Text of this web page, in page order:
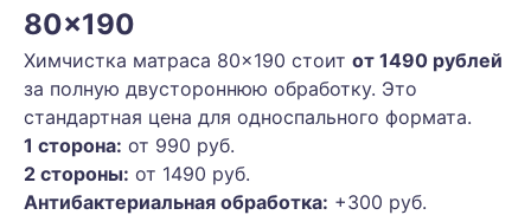
80×190
Химчистка матраса 80×190 стоит от 1490 рублей
за полную двустороннюю обработку. Это
стандартная цена для односпального формата.
1 сторона: от 990 руб.
2 стороны: от 1490 руб.
Антибактериальная обработка: +300 руб.